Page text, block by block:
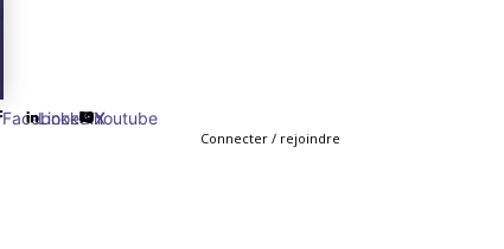
Facebook
Linkedin
X
Youtube
Connecter / rejoindre